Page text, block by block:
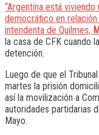
“Argentina está
democrático en relación
intendenta de Quilmes,
la casa de CFK cuando
detención.
Luego de que el
martes la prisión
así la movilización a
autoridades partidarias
Mayo.